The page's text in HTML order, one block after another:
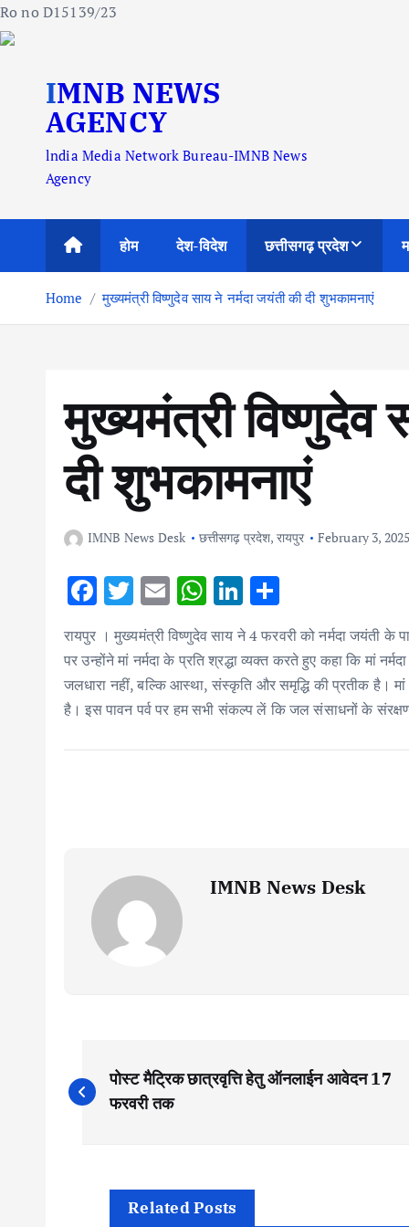
Ro no D15139/23
IMNB NEWS
AGENCY
lndia Media Network Bureau-IMNB News
Agency
होम देश-विदेश छत्तीसगढ़ प्रदेश
Home मुख्यमंत्री विष्णुदेव साय ने नर्मदा जयंती की दी शुभकामनाएं
मुख्यमंत्री विष्णुदेव
दी शुभकामनाएं
IMNB News Desk छत्तीसगढ़ प्रदेश, रायपुर February 3, 2025
F
e
b
o
T
w
it
te
r
E
m
ai
l
W
at
s
A
Li
n
k
e
dI
h
ar
e
रायपुर । मुख्यमंत्री विष्णुदेव साय ने 4 फरवरी को नर्मदा जयंती के
पर उन्होंने मां नर्मदा के प्रति श्रद्धा व्यक्त करते हुए कहा कि मां
जलधारा नहीं, बल्कि आस्था, संस्कृति और समृद्धि की प्रतीक है। मां
है। इस पावन पर्व पर हम सभी संकल्प लें कि जल संसाधनों के
IMNB News Desk
P
o
पोस्ट मैट्रिक छात्रवृत्ति हेतु ऑनलाईन आवेदन 17
फरवरी तक
Related Posts